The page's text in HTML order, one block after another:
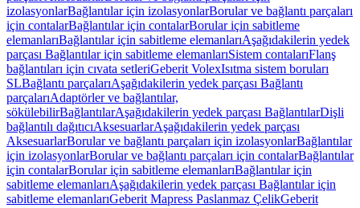
izolasyonlarBağlantılar için izolasyonlarBorular ve bağlantı parçaları
için contalarBağlantılar için contalarBorular için sabitleme
elemanlarıBağlantılar için sabitleme elemanlarıAşağıdakilerin yedek
parçası Bağlantılar için sabitleme elemanlarıSistem contalarıFlanş
bağlantıları için cıvata setleriGeberit VolexIsıtma sistem boruları
SLBağlantı parçalarıAşağıdakilerin yedek parçası Bağlantı
parçalarıAdaptörler ve bağlantılar,
sökülebilirBağlantılarAşağıdakilerin yedek parçası BağlantılarDişli
bağlantılı dağıtıcıAksesuarlarAşağıdakilerin yedek parçası
AksesuarlarBorular ve bağlantı parçaları için izolasyonlarBağlantılar
için izolasyonlarBorular ve bağlantı parçaları için contalarBağlantılar
için contalarBorular için sabitleme elemanlarıBağlantılar için
sabitleme elemanlarıAşağıdakilerin yedek parçası Bağlantılar için
sabitleme elemanlarıGeberit Mapress Paslanmaz ÇelikGeberit